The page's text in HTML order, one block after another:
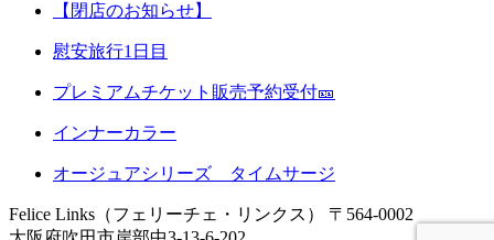
【閉店のお知らせ】
慰安旅行1日目
プレミアムチケット販売予約受付🎫
インナーカラー
オージュアシリーズ タイムサージ
Felice Links（フェリーチェ・リンクス）
〒564-0002